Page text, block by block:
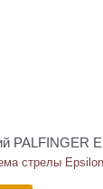
PALFINGER
стрелы Epsilon